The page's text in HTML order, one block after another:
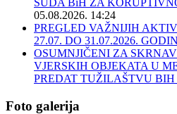
SUDA BiH ZA
05.08.2026. 14:24
PREGLED VAŽNIJIH
27.07. DO 31.07.2026.
OSUMNJIČENI ZA
VJERSKIH OBJEKATA U
PREDAT TUŽILAŠTVU BIH
Foto galerija